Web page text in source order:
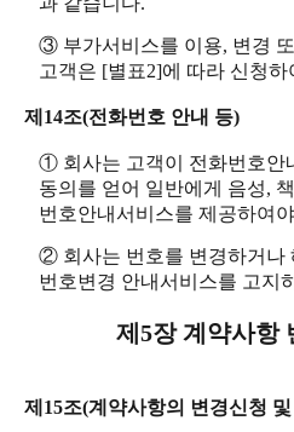
③ 부가서비스를 이용, 변경
고객은 [별표2]에 따라 신청하
제14조(전화번호 안내 등)
① 회사는 고객이 전화번호안
동의를 얻어 일반에게 음성,
번호안내서비스를 제공하여
② 회사는 번호를 변경하거나
번호변경 안내서비스를 고지
제5장 계약사항
제15조(계약사항의 변경신청